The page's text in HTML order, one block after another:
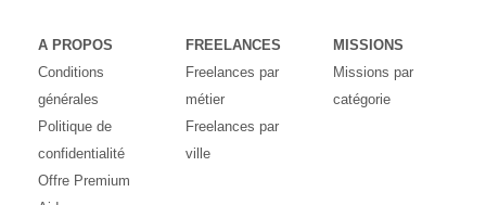
A PROPOS
Conditions
générales
Politique de
confidentialité
Offre Premium
FREELANCES
Freelances par
métier
Freelances par
ville
MISSIONS
Missions par
catégorie